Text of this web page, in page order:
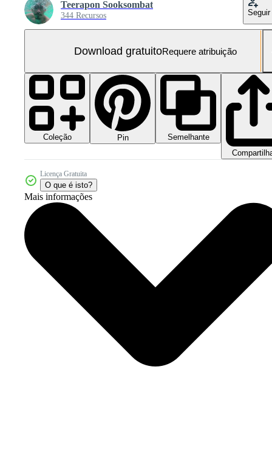
Teerapon Sooksombat
344 Recursos Seguir
Download gratuitoRequere atribuição
Coleção Pin
Semelhante
Licença Gratuita
O que é isto?
Mais informações